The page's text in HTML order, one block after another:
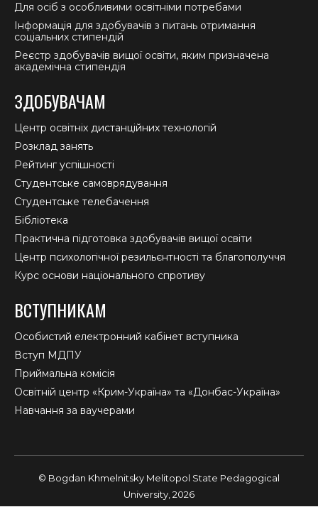
Для осіб з особливими освітніми потребами
Інформація для здобувачів з питань отримання
соціальних стипендій
Реєстр здобувачів вищої освіти, яким призначена
академічна стипендія
ЗДОБУВАЧАМ
Центр освітніх дистанційних технологій
Розклад занять
Рейтинг успішності
Студентське самоврядування
Студентське телебачення
Бібліотека
Практична підготовка здобувачів вищої освіти
Центр психологічної резильєнтності та благополуччя
Курс основи національного спротиву
ВСТУПНИКАМ
Особистий електронний кабінет вступника
Вступ МДПУ
Приймальна комісія
Освітній центр «Крим-Україна» та «Донбас-Україна»
Навчання за ваучерами
© Bogdan Khmelnitsky Melitopol State Pedagogical
University, 2026